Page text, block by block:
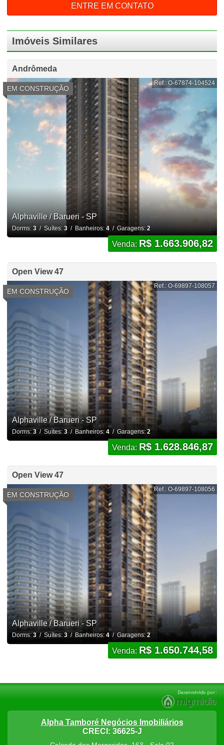
ENTRE EM CONTATO
Imóveis Similares
Andrômeda
EM CONSTRUÇÃO
Ref.: O-67874-104524
Alphaville / Barueri - SP
Dorms: 3/ Suítes: 3/ Banheiros: 4/ Garagens: 2
Venda: R$ 1.663.906,82
Open View 47
EM CONSTRUÇÃO
Ref.: O-69897-108057
Alphaville / Barueri - SP
Dorms:3/ Suítes: 3/ Banheiros: 4/ Garagens:2
Venda: R$ 1.628.846,87
Open View 47
EM CONSTRUÇÃO
Ref.: O-69897-108056
Alphaville / Barueri - SP
Dorms:3/ Suítes: 3/ Banheiros: 4/ Garagens:2
Venda: R$ 1.650.744,58
Alpha Tamboré Negócios Imobiliários
CRECI: 36625-J